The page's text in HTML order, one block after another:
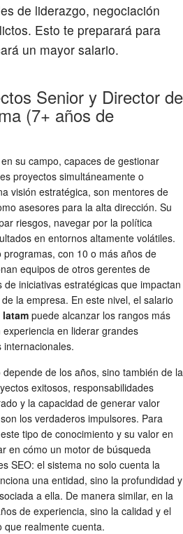
de liderazgo, negociación
Esto te preparará para
un mayor salario.
Senior y Director de
(7+ años de
su campo, capaces de gestionar
proyectos simultáneamente o
visión estratégica, son mentores de
asesores para la alta dirección. Su
riesgos, navegar por la política
en entornos altamente volátiles.
con 10 o más años de
equipos de otros gerentes de
iniciativas estratégicas que impactan
la empresa. En este nivel, el salario
puede alcanzar los rangos más
en liderar grandes
de los años, sino también de la
exitosos, responsabilidades
y la capacidad de generar valor
los verdaderos impulsores. Para
tipo de conocimiento y su valor en
en cómo un motor de búsqueda
SEO: el sistema no solo cuenta la
una entidad, sino la profundidad y
a ella. De manera similar, en la
de experiencia, sino la calidad y el
que realmente cuenta.